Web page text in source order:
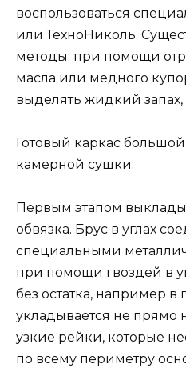
воспользоваться
или ТехноНиколь.
методы: при помощи
масла или медного
выделять жидкий запах,
Готовый каркас
камерной сушки.
Первым этапом
обвязка. Брус в углах
специальными
при помощи гвоздей в
без остатка, например в
укладывается не прямо
узкие рейки, которые
по всему периметру